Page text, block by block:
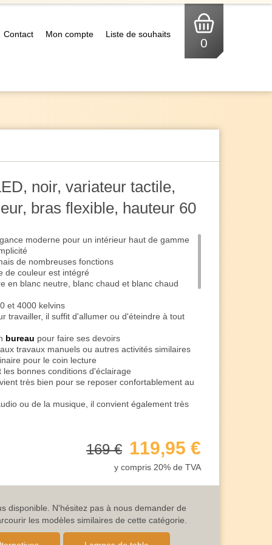
Contact Mon compte Liste de souhaits
0
noir, variateur tactile,
bras flexible, hauteur 60
moderne pour un intérieur haut de gamme
de nombreuses fonctions
de couleur est intégré
en blanc neutre, blanc chaud et blanc chaud
et 4000 kelvins
travailler, il suffit d'allumer ou d'éteindre à tout
bureau pour faire ses devoirs
travaux manuels ou autres activités similaires
pour le coin lecture
bonnes conditions d'éclairage
très bien pour se reposer confortablement au
ou de la musique, il convient également très
dans la pièce et favorise votre détente
en continu en touchant le bouton
comme éclairage de fond
chambre à coucher avant de dormir
agréable que possible grâce à un bon éclairage
169 € 119,95 €
y compris 20% de TVA
disponible. N'hésitez pas à nous demander de
les modèles similaires de cette catégorie.